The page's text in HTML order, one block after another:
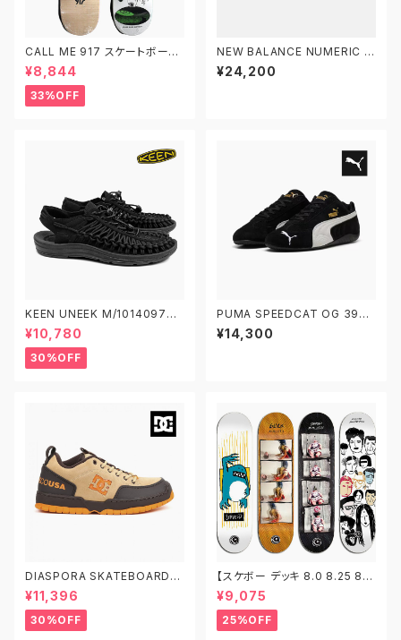
CALL ME 917 スケートボード
スケボー デッキ 8.0インチ
¥8,844
33%OFF
NEW BALANCE NUMERIC ニ
ューバランス ヌメリック アンドリ
ュー・レイノルズ 933 NM933
¥24,200
KEEN UNEEK M/1014097
W/1014099 キーン ユニーク
¥10,780
30%OFF
PUMA SPEEDCAT OG 3988
46-01 プーマ スピードキャット
OG 黒
¥14,300
DIASPORA SKATEBOARDS
X DC SHOES CLOCKER 2 D
SP ディーシーシューズ ディアス
ポラ スケートボード クロッカー
2 スケシュー
¥11,396
30%OFF
【スケボー デッキ 8.0 8.25 8.5
8.75】FOUNDATION ファンデ
ーション スケートボード デッキ
スケボー プロデッキ
¥9,075
25%OFF